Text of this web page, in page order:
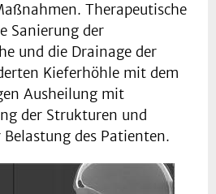
Therapeutische
Sanierung der
und die Drainage der
Kieferhöhle mit dem
Ausheilung mit
der Strukturen und
des Patienten.